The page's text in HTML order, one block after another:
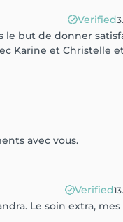
Verified
le but de donner
Karine et Christelle
avec vous.
Verified
Le soin extra,